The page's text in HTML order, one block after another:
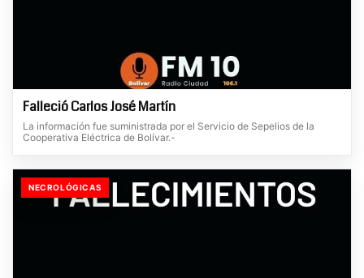
Falleció Carlos José Martín
La información fue suministrada por el Servicio de Sepelios de la
Cooperativa Eléctrica de Bolívar.-
NECROLÓGICAS